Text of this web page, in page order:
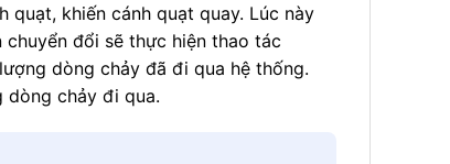
khiến cánh quạt quay. Lúc này
đổi sẽ thực hiện thao tác
dòng chảy đã đi qua hệ thống.
dòng chảy đi qua.